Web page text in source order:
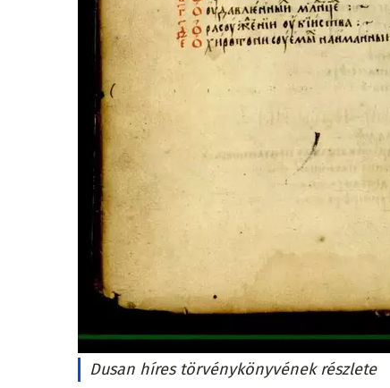
Dusan híres törvénykönyvének részlete